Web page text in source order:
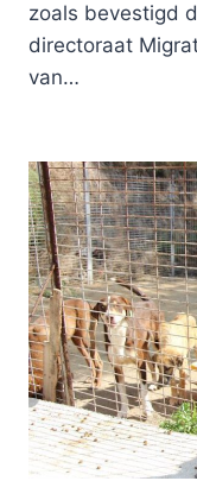
zoals bevestigd
directoraat
van…